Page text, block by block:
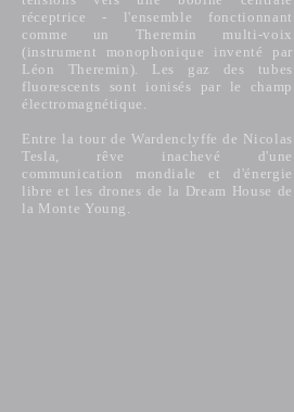
réceptrice - l'ensemble fonctionnant
comme un Theremin multi-voix
(instrument monophonique inventé par
Léon Theremin). Les gaz des tubes
fluorescents sont ionisés par le champ
électromagnétique.
Entre la tour de Wardenclyffe de Nicolas
Tesla, rêve inachevé d'une
communication mondiale et d'énergie
libre et les drones de la Dream House de
la Monte Young.